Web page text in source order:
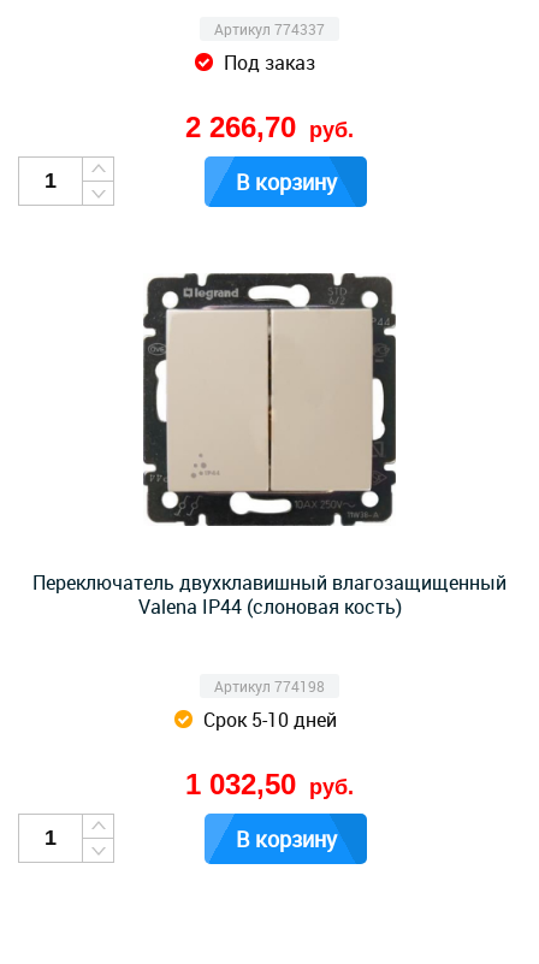
Артикул 774337
Под заказ
2 266,70 руб.
В корзину
Переключатель двухклавишный влагозащищенный
Valena IP44 (слоновая кость)
Артикул 774198
Срок 5-10 дней
1 032,50 руб.
В корзину